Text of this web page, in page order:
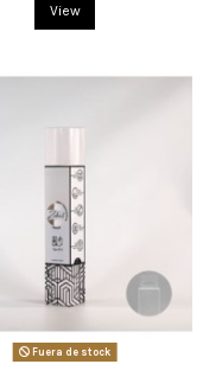
View
Fuera de stock